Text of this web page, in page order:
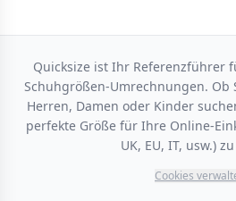
Quicksize ist Ihr Referenzführer
Schuhgrößen-Umrechnungen. Ob
Herren, Damen oder Kinder
perfekte Größe für Ihre Online-
UK, EU, IT, usw.)
Cookies